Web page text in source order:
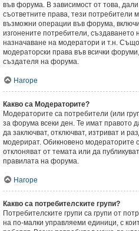
във форума. В зависимост от това,
съответните права, тези потребители
възможни операции във форума,
изгонените потребители, създаването
назначаване на модератори и т.н.
модераторски права във всички
създателя на форума.
Нагоре
Какво са Модераторите?
Модераторите са потребители (или
за форума всеки ден. Те имат правото
да заключват, отключват, изтриват и
модерират. Обикновено модераторите
отклоняват от темата или да
правилата на форума.
Нагоре
Какво са потребителските групи?
Потребителските групи са групи от
на по-малки управляеми единици, с